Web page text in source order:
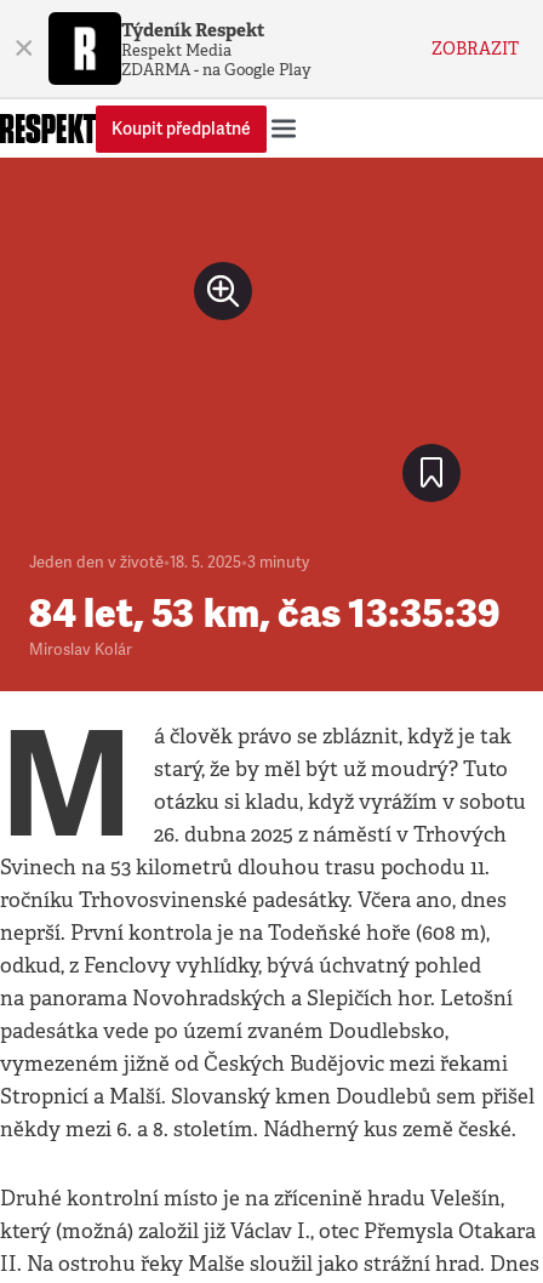
× Týdeník Respekt
Respekt Media
ZDARMA - na Google Play
ZOBRAZIT
Koupit předplatné
Jeden den v životě•18. 5. 2025•3 minuty
84 let, 53 km, čas 13:35:39
Miroslav Kolár
M
á člověk právo se zbláznit, když je tak
starý, že by měl být už moudrý? Tuto
otázku si kladu, když vyrážím v sobotu
26. dubna 2025 z náměstí v Trhových
Svinech na 53 kilometrů dlouhou trasu pochodu 11.
ročníku Trhovosvinenské padesátky. Včera ano, dnes
neprší. První kontrola je na Todeňské hoře (608 m),
odkud, z Fenclovy vyhlídky, bývá úchvatný pohled
na panorama Novohradských a Slepičích hor. Letošní
padesátka vede po území zvaném Doudlebsko,
vymezeném jižně od Českých Budějovic mezi řekami
Stropnicí a Malší. Slovanský kmen Doudlebů sem přišel
někdy mezi 6. a 8. stoletím. Nádherný kus země české.
Druhé kontrolní místo je na zřícenině hradu Velešín,
který (možná) založil již Václav I., otec Přemysla Otakara
II. Na ostrohu řeky Malše sloužil jako strážní hrad. Dnes